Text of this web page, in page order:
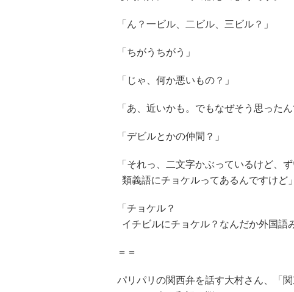
「ん？一ビル、二ビル、三ビル？」
「ちがうちがう」
「じゃ、何か悪いもの？」
「あ、近いかも。でもなぜそう思ったん
「デビルとかの仲間？」
「それっ、二文字かぶっているけど、
類義語にチョケルってあるんですけど」
「チョケル？
イチビルにチョケル？なんだか外国語
＝＝
パリパリの関西弁を話す大村さん、「